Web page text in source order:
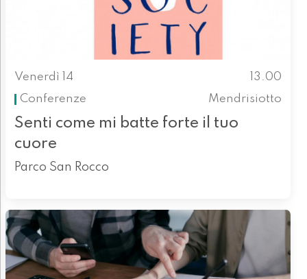
Venerdì 14
13.00
Conferenze
Mendrisiotto
Senti come mi batte forte il tuo
cuore
Parco San Rocco